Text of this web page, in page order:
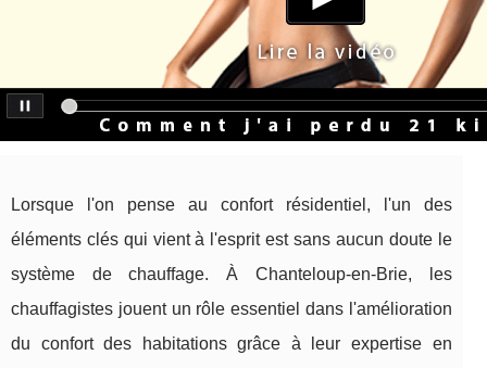
Lorsque l'on pense au confort résidentiel, l'un des
éléments clés qui vient à l'esprit est sans aucun doute le
système de chauffage. À Chanteloup-en-Brie, les
chauffagistes jouent un rôle essentiel dans l'amélioration
du confort des habitations grâce à leur expertise en